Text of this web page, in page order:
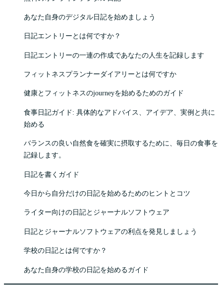
あなた自身のデジタル日記を始めましょう
日記エントリーとは何ですか？
日記エントリーの一連の作成であなたの人生を記録します
フィットネスプランナーダイアリーとは何ですか
健康とフィットネスのjourneyを始めるためのガイド
食事日記ガイド: 具体的なアドバイス、アイデア、実例と共に
始める
バランスの良い自然食を確実に摂取するために、毎日の食事を
記録します。
日記を書くガイド
今日から自分だけの日記を始めるためのヒントとコツ
ライター向けの日記とジャーナルソフトウェア
日記とジャーナルソフトウェアの利点を発見しましょう
学校の日記とは何ですか？
あなた自身の学校の日記を始めるガイド